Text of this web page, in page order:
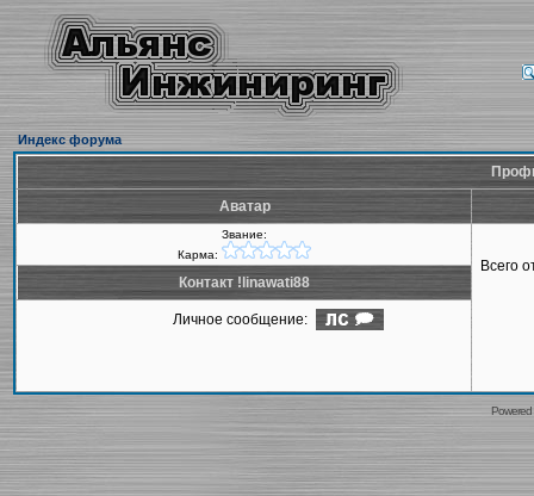
Индекс форума
Аватар
Звание:
Карма:
Всего
Контакт !linawati88
Личное сообщение: